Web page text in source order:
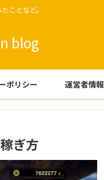
ことなど。
blog
ポリシー 運営者情報
ぎ方